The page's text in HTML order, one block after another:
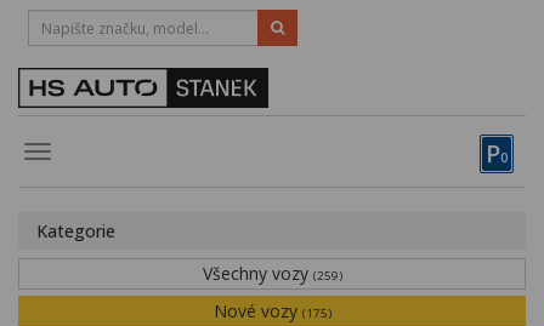
P0
Toggle
HOTLINE:
STRAKONICE-383 335 366
Obytné vozy
Kategorie
Všechny vozy (259)
Nové vozy (175)